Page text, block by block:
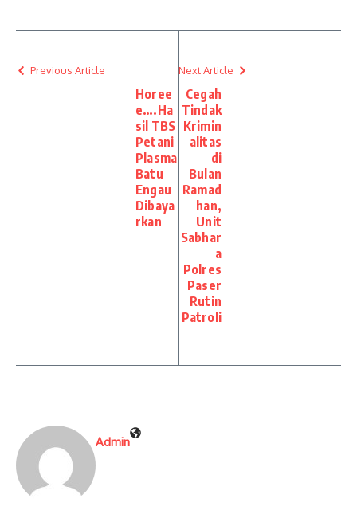
Previous Article
Horee
e….Ha
sil TBS
Petani
Plasma
Batu
Engau
Dibaya
rkan
Next Article
Cegah
Tindak
Krimin
alitas
di
Bulan
Ramad
han,
Unit
Sabhar
a
Polres
Paser
Rutin
Patroli
Admin